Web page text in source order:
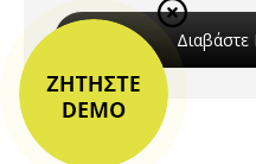
Διαβάστε